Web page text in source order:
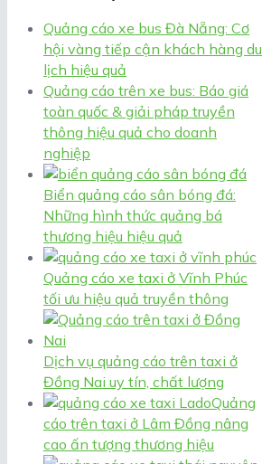
Quảng cáo xe bus Đà Nẵng: Cơ
hội vàng tiếp cận khách hàng du
lịch hiệu quả
Quảng cáo trên xe bus: Báo giá
toàn quốc & giải pháp truyền
thông hiệu quả cho doanh
nghiệp
Biển quảng cáo sân bóng đá:
Những hình thức quảng bá
thương hiệu hiệu quả
Quảng cáo xe taxi ở Vĩnh Phúc
tối ưu hiệu quả truyền thông
Dịch vụ quảng cáo trên taxi ở
Đồng Nai uy tín, chất lượng
Quảng
cáo trên taxi ở Lâm Đồng nâng
cao ấn tượng thương hiệu